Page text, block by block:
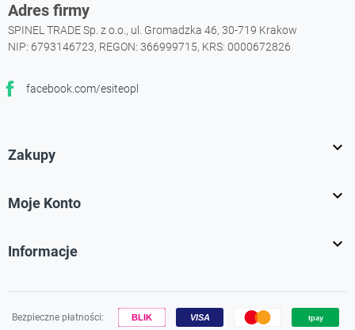
Adres firmy
SPINEL TRADE Sp. z o.o., ul. Gromadzka 46, 30-719 Krakow
NIP: 6793146723, REGON: 366999715, KRS: 0000672826
facebook.com/esiteopl
Facebook
Zakupy 
Moje Konto 
Informacje 
Bezpieczne płatności: